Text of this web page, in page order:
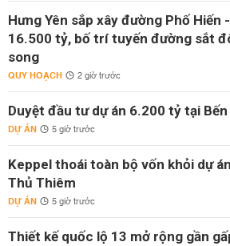
Hưng Yên sắp xây đường Phố Hiến
16.500 tỷ, bố trí tuyến đường sắt
song
QUY HOẠCH 2 giờ trước
Duyệt đầu tư dự án 6.200 tỷ tại
DỰ ÁN 5 giờ trước
Keppel thoái toàn bộ vốn khỏi dự
Thủ Thiêm
DỰ ÁN 5 giờ trước
Thiết kế quốc lộ 13 mở rộng gần